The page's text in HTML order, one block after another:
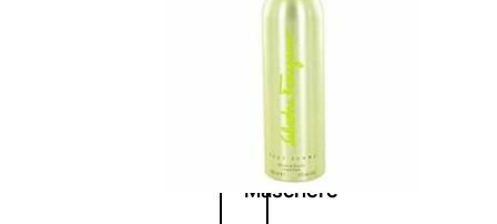
Mousse
capelli
Maschere